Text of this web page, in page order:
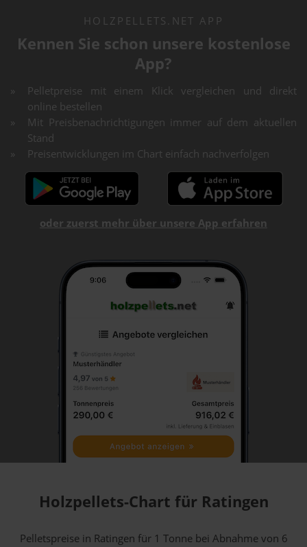
HOLZPELLETS.NET APP
Kennen Sie schon unsere kostenlose
App?
Pelletpreise mit einem Klick vergleichen und direkt
online bestellen
Mit Preisbenachrichtigungen immer auf dem aktuellen
Stand
Preisentwicklungen im Chart einfach nachverfolgen
oder zuerst mehr über unsere App erfahren
Holzpellets-Chart für Ratingen
Pelletspreise in Ratingen für 1 Tonne bei Abnahmevon 6